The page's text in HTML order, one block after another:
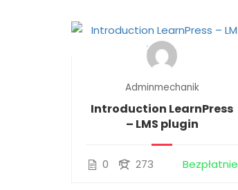
Adminmechanik
Introduction LearnPress
– LMS plugin
0 273 Bezpłatnie